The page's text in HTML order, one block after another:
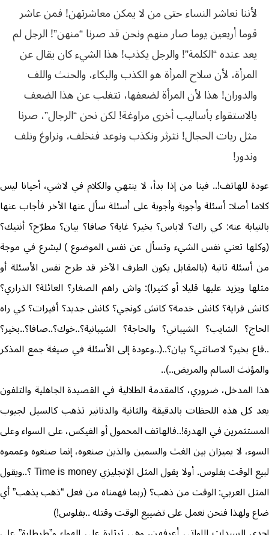
لأننا نعاشر النساء حتى من لا يمكن معاشرتهن! فمن عاشر
قوما أربعين يوما صار منهم ونحن قد صرنا “منهن”! الرجل لم
يعد عنده “الكلمة”! والرجل يكذب! هذا الشيء كان يقال عن
المرأة، لأن سلاح المرأة هو الكذب والبكاء، والحنث واللف
والدوران! هذا لأن المرأة لضعفها، تتغلب عن هذا الضعف
بالاستقواء بأساليب أخرى مراوغة! لكن نحن “الرجال”، صرنا
مثل ربات الحجال! نثرثر ونكذب ونوعد فنخلف، ونراوغ ونلف
وندور!
عودة للهاتف!.. فينا من إذا بدأ، لا ينتهي والكلام في لاشي، أحيانا ليس
كلاما أصلا: أسئلة وأجوبة وأجوبة على أسئلة سأل عنها الأخر فأجاب عنها
بالنيابة عنه: كي راك؟ لاباس؟ بخير؟ غاية؟ صافا؟ بيان؟ مطرّح؟ أنتيك؟
(وكلها تعني نفس الشيء وتسأل عن نفس الموضوع ) ليشرع في موجة
من أسئلة ثانية (بالمقابل يكون الطرف الآخر قد طرح نفس الأسئلة أو
مثلها ويزيد عليها قليلا أو كثيرا): واش راهم الصغار؟ العائلة؟ الذراري؟
كانش قراية؟ كانش خدمة؟ كانش كونجي؟ كانش جديد؟ أفيرات؟ كي راه
الحاج؟ الشايب؟ الشيباني؟ والحاجة؟ الشيبانية؟..خوك؟..صافا؟..بخير؟
..قاع بخير؟ لاصانتي؟ بيان؟..(..وعودة إلى الأسئلة في صيغة جمع المذكر
والمؤنث السالم والمريض..)..
هذا المدخل، ضروري، كالمقدمة الطلالية في القصيدة الجاهلية والتلفون
يعد كل هذه اللحظات بالدقيقة والثانية والدنانير تذهب كالسيل لجيوب
المستثمرين في الهدرة!..فالهاتف المحمول أو الفيكس، على السواء وعلى
السوء، لا يميزان بين الغث والسمين والذين صنعوه، إنما صنعوه وعمموه
لبيع الوقت بفلوس. أولا يقول المثل الإنجليزي Time is money ؟..ويقول
المثل العربي: الوقت من ذهب؟ (ربما فهمناه من فعل “ذهب يذهب” أي
ضاع ولهذا فنحن نعمل على تضييع الوقت وقتله ..بفلوس!)